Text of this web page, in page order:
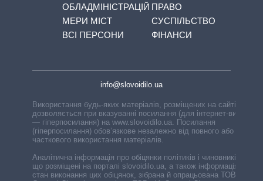
ОБЛАДМІНІСТРАЦІЙ
МЕРИ МІСТ
ВСІ ПЕРСОНИ
ПРАВО
СУСПІЛЬСТВО
ФІНАНСИ
info@slovoidilo.ua
Використання будь-яких матеріалів, розміщених на сайті,
дозволяється при вказуванні посилання (для інтернет-видань
— гіперпосилання) на www.slovoidilo.ua. Посилання
(гіперпосилання) обов’язкове незалежно від повного або
часткового використання матеріалів.
Аналітична інформація про обіцянки політиків і чиновників,
що розміщені на порталі slovoidilo.ua, а також інформація про
стан виконання цих обіцянок, зібрана й опрацьована ТОВ «ІА